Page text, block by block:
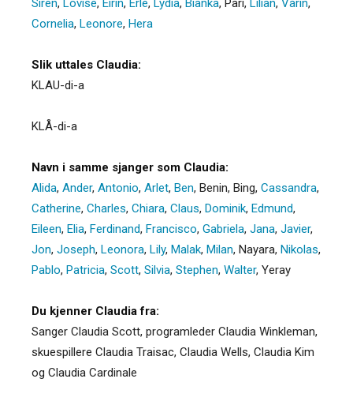
Cornelia, Leonore, Hera
Slik uttales Claudia:
KLAU-di-a
KLÅ-di-a
Navn i samme sjanger som Claudia:
Alida, Ander, Antonio, Arlet, Ben, Benin, Bing, Cassandra,
Catherine, Charles, Chiara, Claus, Dominik, Edmund,
Eileen, Elia, Ferdinand, Francisco, Gabriela, Jana, Javier,
Jon, Joseph, Leonora, Lily, Malak, Milan, Nayara, Nikolas,
Pablo, Patricia, Scott, Silvia, Stephen, Walter, Yeray
Du kjenner Claudia fra:
Sanger Claudia Scott, programleder Claudia Winkleman,
skuespillere Claudia Traisac, Claudia Wells, Claudia Kim
og Claudia Cardinale